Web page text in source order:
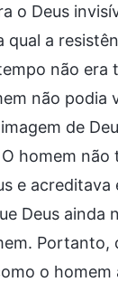
o Deus
qual a
não era
não podia
de
homem não
e acreditava
Deus ainda
Portanto,
o homem